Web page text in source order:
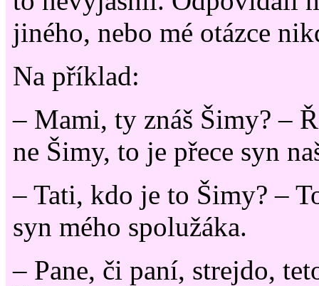
jiného, nebo mé otázce
Na příklad:
– Mami, ty znáš Šimy? –
ne Šimy, to je přece syn
– Tati, kdo je to Šimy? –
syn mého spolužáka.
– Pane, či paní, strejdo,